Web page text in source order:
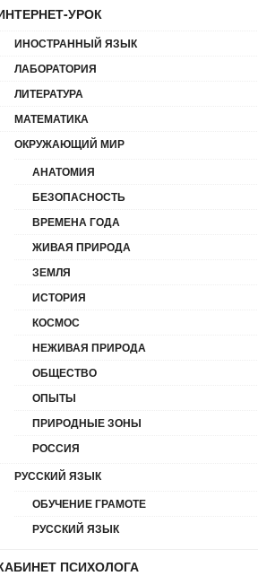
УРОК
ИНОСТРАННЫЙ ЯЗЫК
ЛАБОРАТОРИЯ
ЛИТЕРАТУРА
МАТЕМАТИКА
ОКРУЖАЮЩИЙ МИР
АНАТОМИЯ
БЕЗОПАСНОСТЬ
ВРЕМЕНА ГОДА
ЖИВАЯ ПРИРОДА
ЗЕМЛЯ
ИСТОРИЯ
КОСМОС
НЕЖИВАЯ ПРИРОДА
ОБЩЕСТВО
ОПЫТЫ
ПРИРОДНЫЕ ЗОНЫ
РОССИЯ
РУССКИЙ ЯЗЫК
ОБУЧЕНИЕ ГРАМОТЕ
РУССКИЙ ЯЗЫК
ПСИХОЛОГА